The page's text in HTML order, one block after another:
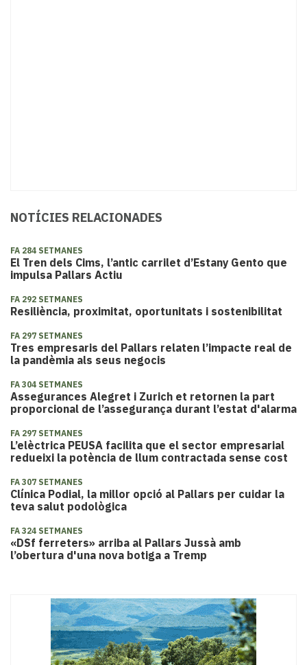
NOTÍCIES RELACIONADES
FA 284 SETMANES
El Tren dels Cims, l’antic carrilet d’Estany Gento que
impulsa Pallars Actiu
FA 292 SETMANES
Resiliència, proximitat, oportunitats i sostenibilitat
FA 297 SETMANES
Tres empresaris del Pallars relaten l’impacte real de
la pandèmia als seus negocis
FA 304 SETMANES
Assegurances Alegret i Zurich et retornen la part
proporcional de l’assegurança durant l’estat d'alarma
FA 297 SETMANES
L’elèctrica PEUSA facilita que el sector empresarial
redueixi la potència de llum contractada sense cost
FA 307 SETMANES
Clínica Podial, la millor opció al Pallars per cuidar la
teva salut podològica
FA 324 SETMANES
«DSf ferreters» arriba al Pallars Jussà amb
l’obertura d'una nova botiga a Tremp